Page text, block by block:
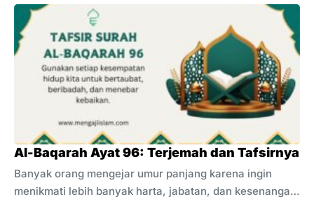
salah terhadap pembawa kebenaran dapat menyeret
seseorang kepada penolakan terhadap petunjuk Allah.
Ayat ini menjawab anggapan sebagian Bani Israil yang
memusuhi Malaikat Jibril. Mereka menganggap Jibril
membawa sesuatu yang tidak mereka sukai yaitu tidak
menurunkan wahyu kepada golongan mereka. Padahal
Jibril hanya menjalankan perintah Allah untuk
menyampaikan wahyu kepada para nabi. ...
Al-Baqarah Ayat 96: Terjemah dan Tafsirnya
Banyak orang mengejar umur panjang karena ingin
menikmati lebih banyak harta, jabatan, dan kesenangan.